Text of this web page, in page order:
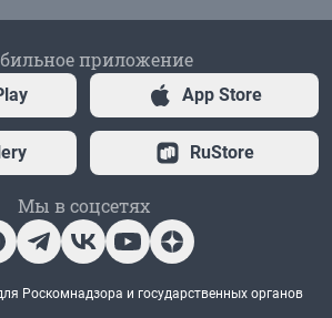
приложение
App Store
RuStore
Мы в соцсетях
Роскомнадзора и государственных органов